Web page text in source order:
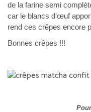
de la farine semi
car le blancs d’œuf
rend ces crêpes encore
Bonnes crêpes !!!